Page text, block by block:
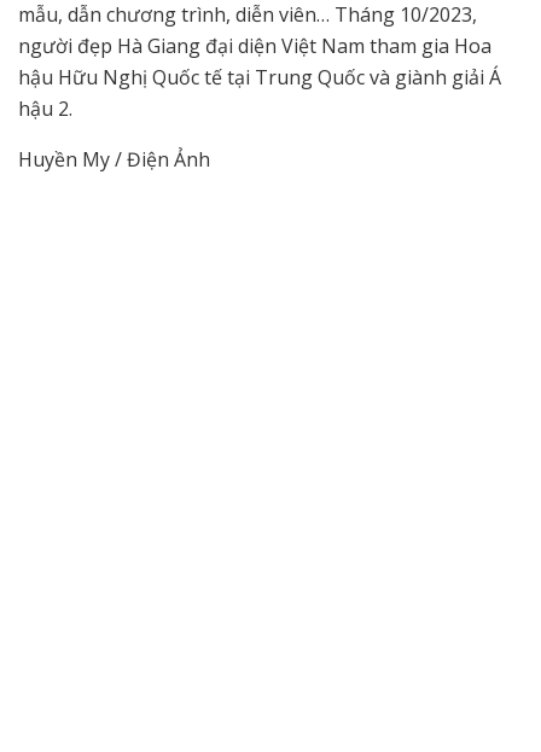
mẫu, dẫn chương trình, diễn viên… Tháng 10/2023,
người đẹp Hà Giang đại diện Việt Nam tham gia Hoa
hậu Hữu Nghị Quốc tế tại Trung Quốc và giành giải Á
hậu 2.
Huyền My / Điện Ảnh